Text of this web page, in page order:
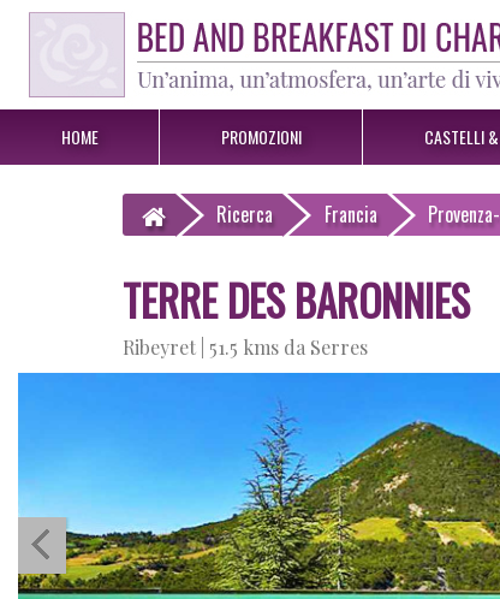
HOME PROMOZIONI CASTELLI
Ricerca Francia
TERRE DES BARONNIES
Ribeyret | 51.5 kms da Serres